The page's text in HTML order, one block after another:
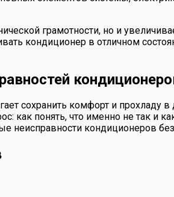
грамотности, но и
кондиционер в отличном
сохранить комфорт и
как понять, что именно не так
неисправности кондиционеров